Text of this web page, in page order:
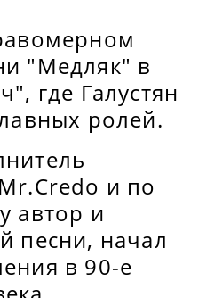
"Медляк" в
где Галустян
ролей.
и по
автор и
песни, начал
в 90-е